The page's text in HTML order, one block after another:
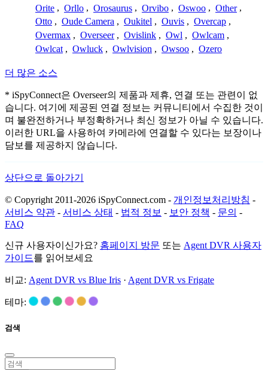
Orite , Orllo , Orosaurus , Orvibo , Oswoo , Other ,
Otto , Oude Camera , Oukitel , Ouvis , Overcap ,
Overmax , Overseer , Ovislink , Owl , Owlcam ,
Owlcat , Owluck , Owlvision , Owsoo , Ozero
더 많은 소스
* iSpyConnect은 Overseer의 제품과 제휴, 연결 또는 관련이 없
습니다. 여기에 제공된 연결 정보는 커뮤니티에서 수집한 것이
며 불완전하거나 부정확하거나 최신 정보가 아닐 수 있습니다.
이러한 URL을 사용하여 카메라에 연결할 수 있다는 보장이나
담보를 제공하지 않습니다.
상단으로 돌아가기
© Copyright 2011-2026 iSpyConnect.com - 개인정보처리방침 -
서비스 약관 - 서비스 상태 - 법적 정보 - 보안 정책 - 문의 -
FAQ
신규 사용자이신가요? 홈페이지 방문 또는 Agent DVR 사용자
가이드를 읽어보세요
비교: Agent DVR vs Blue Iris · Agent DVR vs Frigate
테마:
검색